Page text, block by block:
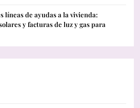
líneas de ayudas a la vivienda:
y facturas de luz y gas para